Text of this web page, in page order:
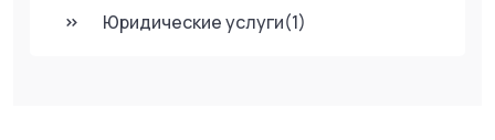
Юридические услуги(1)